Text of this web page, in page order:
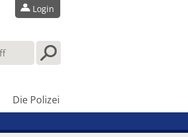
Login
Die Polizei